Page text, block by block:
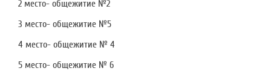
2 место- общежитие №2
3 место- общежитие №5
4 место- общежитие № 4
5 место- общежитие № 6